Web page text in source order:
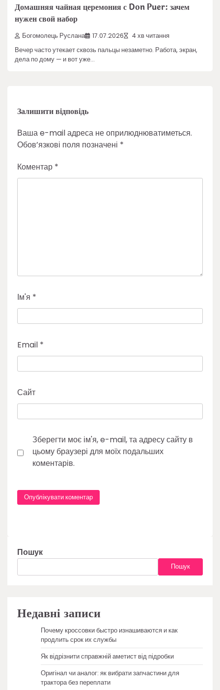
Домашняя чайная церемония с Don Puer: зачем
нужен свой набор
Богомолець Руслана 17.07.2026 4 хв читання
Вечер часто утекает сквозь пальцы незаметно. Работа, экран,
дела по дому — и вот уже…
Залишити відповідь
Ваша e-mail адреса не оприлюднюватиметься.
Обов’язкові поля позначені *
Коментар *
Ім'я *
Email *
Сайт
Зберегти моє ім'я, e-mail, та адресу сайту в
цьому браузері для моїх подальших
коментарів.
Пошук
Пошук
Недавні записи
Почему кроссовки быстро изнашиваются и как
продлить срок их службы
Як відрізнити справжній аметист від підробки
Оригінал чи аналог: як вибрати запчастини для
трактора без переплати